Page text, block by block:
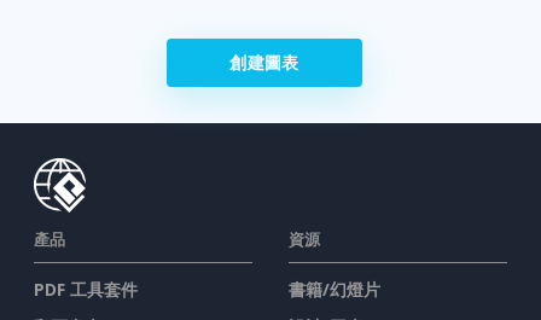
創建圖表
產品
PDF 工具套件
資源
書籍/幻燈片